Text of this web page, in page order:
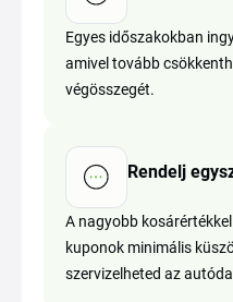
Egyes időszakokban
amivel tovább
végösszegét.
Rendelj
A nagyobb
kuponok minimális
szervizelheted az